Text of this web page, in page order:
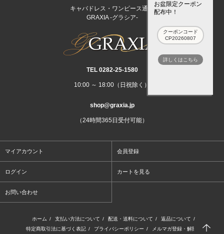
キャバドレス・ワンピース通販
GRAXIA -グラシア-
TEL 0282‐25‐1580
10:00 ～ 18:00（日祝除く）
shop@graxia.jp
（24時間365日受付可能）
マイアカウント 会員登録
ログイン カートを見る
お問い合わせ
ホーム / 支払い方法について / 配送・送料について / 返品について /
特定商取引法に基づく表記 / プライバシーポリシー / メルマガ登録・解除
お盆限定クーポン
配布中！
クーポンコード
CP20260807
詳しくはこちら